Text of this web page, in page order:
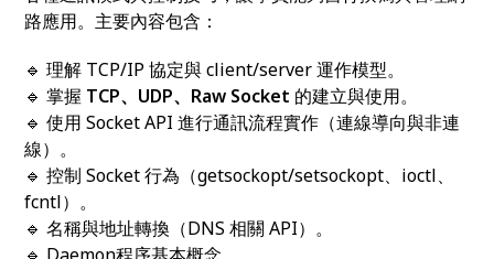
路應用。主要內容包含：
🔹 理解 TCP/IP 協定與 client/server 運作模型。
🔹 掌握 TCP、UDP、Raw Socket 的建立與使用。
🔹 使用 Socket API 進行通訊流程實作（連線導向與非連
線）。
🔹 控制 Socket 行為（getsockopt/setsockopt、ioctl、
fcntl）。
🔹 名稱與地址轉換（DNS 相關 API）。